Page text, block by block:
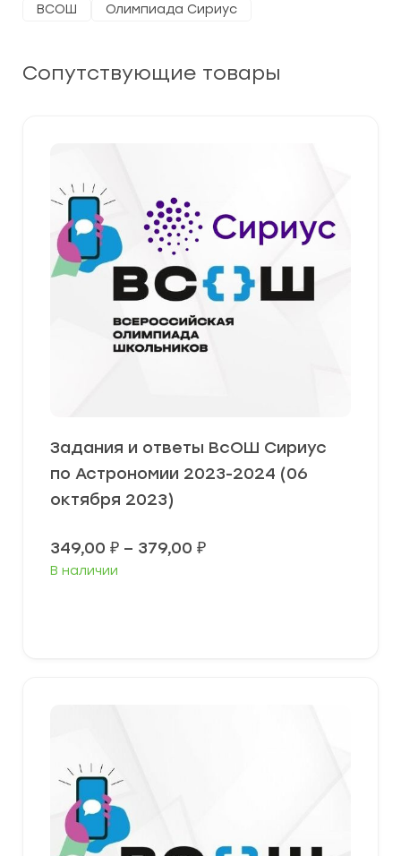
ВСОШ Олимпиада Сириус
Сопутствующие товары
Задания и ответы ВсОШ Сириус
по Астрономии 2023-2024 (06
октября 2023)
349,00 ₽ – 379,00 ₽Диапазон
В наличии